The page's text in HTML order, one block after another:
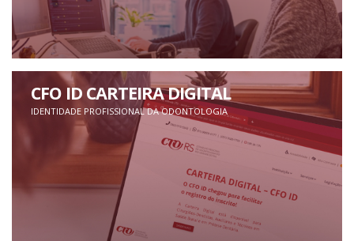
CFO ID CARTEIRA DIGITAL
IDENTIDADE PROFISSIONAL DA ODONTOLOGIA